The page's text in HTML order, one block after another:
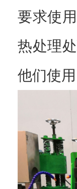
要求使
热处理
他们使